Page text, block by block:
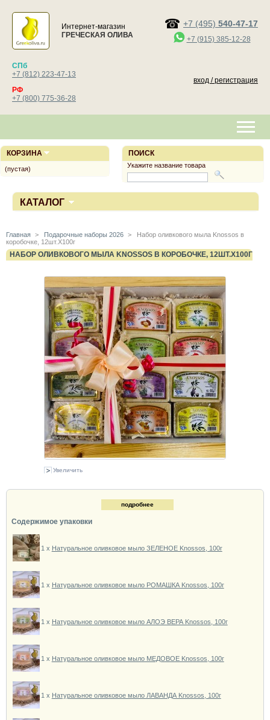
Интернет-магазин
ГРЕЧЕСКАЯ ОЛИВА
+7 (495) 540-47-17
+7 (915) 385-12-28
СПб
+7 (812) 223-47-13
РФ
+7 (800) 775-36-28
вход / регистрация
КАТАЛОГ
Главная > Подарочные наборы 2026 >
Набор оливкового мыла Knossos в
коробочке, 12шт.Х100г
НАБОР ОЛИВКОВОГО МЫЛА KNOSSOS В КОРОБОЧКЕ, 12ШТ.Х100Г
Увеличить
подробнее
Содержимое упаковки
1 x Натуральное оливковое мыло ЗЕЛЕНОЕ Knossos, 100г
1 x Натуральное оливковое мыло РОМАШКА Knossos, 100г
1 x Натуральное оливковое мыло АЛОЭ ВЕРА Knossos, 100г
1 x Натуральное оливковое мыло МЕДОВОЕ Knossos, 100г
1 x Натуральное оливковое мыло ЛАВАНДА Knossos, 100г
ПОИСК
Укажите название товара
КОРЗИНА
(пустая)